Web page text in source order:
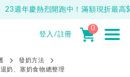
註冊會員最高獲 150元抵用券
登入/註冊
0
發奶方法
奶、塞奶食物總整理